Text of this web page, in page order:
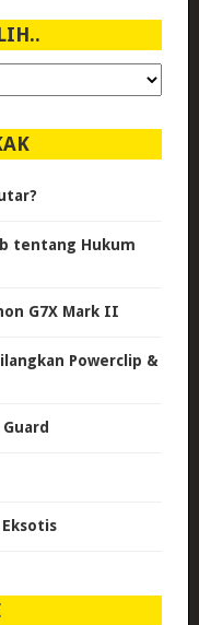
tentang Hukum
G7X Mark II
Powerclip &